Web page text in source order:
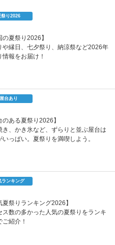
祭り2026
の夏祭り2026】
や縁日、七夕祭り、納涼祭など2026年
情報をお届け！
屋台あり
のある夏祭り2026】
き、かき氷など、ずらりと並ぶ屋台は
いっぱい。夏祭りを満喫しよう。
ランキング
夏祭りランキング2026】
ス数の多かった人気の夏祭りをランキ
ご紹介！